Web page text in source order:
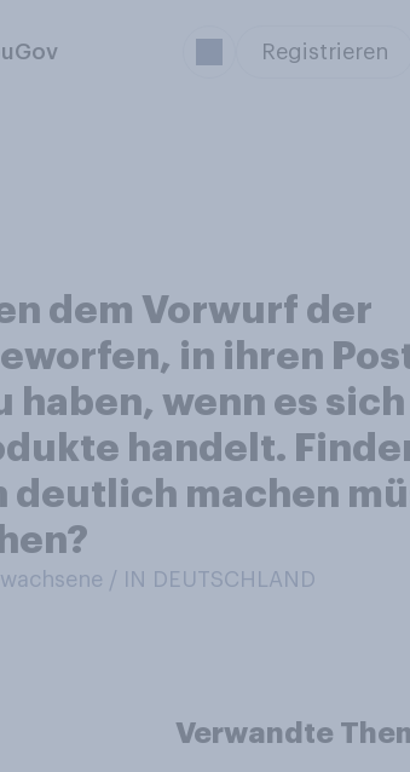
Registrieren
dem Vorwurf der
in ihren
wenn es
handelt.
deutlich machen
/ IN DEUTSCHLAND
Verwandte